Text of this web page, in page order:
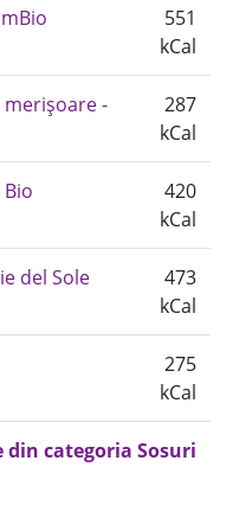
551
kCal
merișoare -
287
kCal
420
kCal
del Sole
473
kCal
275
kCal
categoria Sosuri